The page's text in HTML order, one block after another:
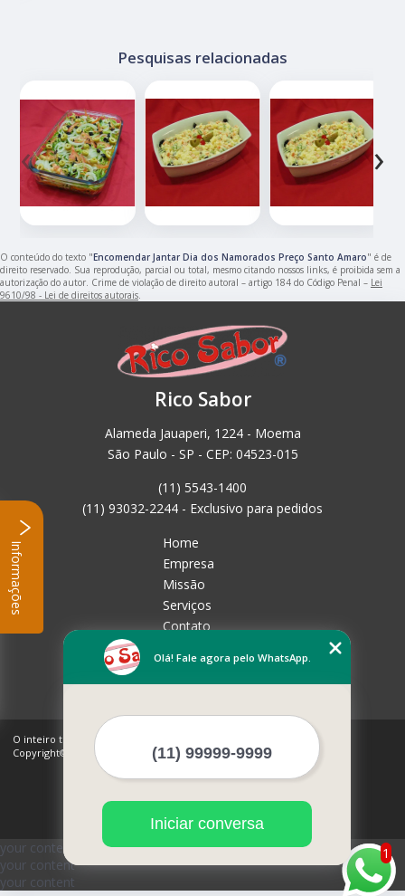
Pesquisas relacionadas
‹ ›
O conteúdo do texto "Encomendar Jantar Dia dos Namorados Preço Santo Amaro" é de
direito reservado. Sua reprodução, parcial ou total, mesmo citando nossos links, é proibida sem a
autorização do autor. Crime de violação de direito autoral – artigo 184 do Código Penal – Lei
9610/98 - Lei de direitos autorais
Rico Sabor
Alameda Jauaperi, 1224 - Moema
São Paulo - SP - CEP: 04523-015
(11) 5543-1400
(11) 93032-2244 - Exclusivo para pedidos
Home
Empresa
Missão
Serviços
Contato
Mais Serviços
O inteiro teor deste site está sujeito à proteção de direitos autorais.
Copyright© Rico Sabor (Lei 9610 de 19/02/1998)
1
Olá! Fale agora pelo WhatsApp.
Iniciar conversa
your content
your content
your content
Informações